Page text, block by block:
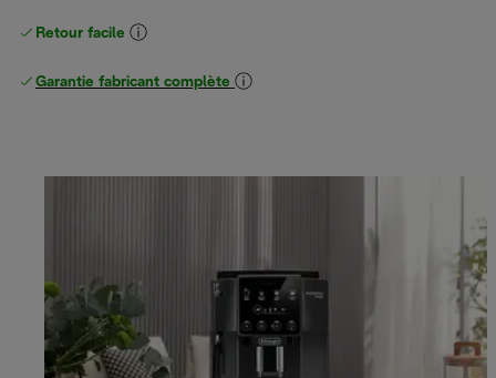
Retour facile
Garantie fabricant complète